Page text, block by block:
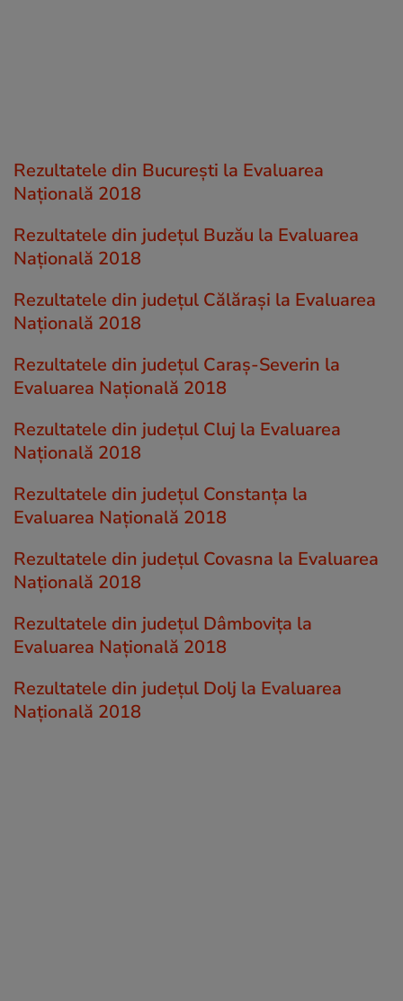
Rezultatele din București la Evaluarea
Națională 2018
Rezultatele din județul Buzău la Evaluarea
Națională 2018
Rezultatele din județul Călăraşi la Evaluarea
Națională 2018
Rezultatele din județul Caraş-Severin la
Evaluarea Națională 2018
Rezultatele din județul Cluj la Evaluarea
Națională 2018
Rezultatele din județul Constanța la
Evaluarea Națională 2018
Rezultatele din județul Covasna la Evaluarea
Națională 2018
Rezultatele din județul Dâmboviţa la
Evaluarea Națională 2018
Rezultatele din județul Dolj la Evaluarea
Națională 2018